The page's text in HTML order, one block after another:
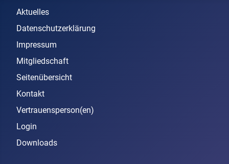
Aktuelles
Datenschutzerklärung
Impressum
Mitgliedschaft
Seitenübersicht
Kontakt
Vertrauensperson(en)
Login
Downloads